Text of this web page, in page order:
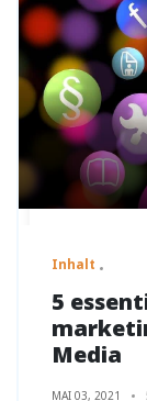
Inhalt
5
Media
MAI 03, 2021